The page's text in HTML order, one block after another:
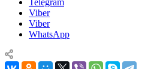
Telegram
Viber
Viber
WhatsApp